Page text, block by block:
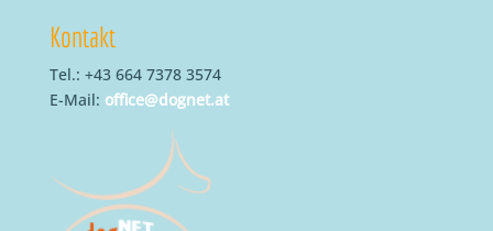
Kontakt
Tel.: +43 664 7378 3574
E-Mail: office@dognet.at